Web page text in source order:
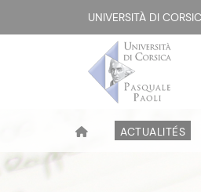
UNIVERSITÀ DI
ACTUALITÉS